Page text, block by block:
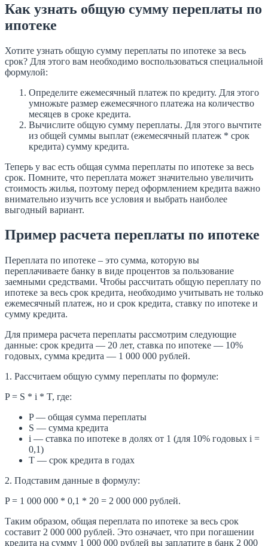
Как узнать общую сумму переплаты по
ипотеке
Хотите узнать общую сумму переплаты по ипотеке за весь
срок? Для этого вам необходимо воспользоваться специальной
формулой:
Определите ежемесячный платеж по кредиту. Для этого
умножьте размер ежемесячного платежа на количество
месяцев в сроке кредита.
Вычислите общую сумму переплаты. Для этого вычтите
из общей суммы выплат (ежемесячный платеж * срок
кредита) сумму кредита.
Теперь у вас есть общая сумма переплаты по ипотеке за весь
срок. Помните, что переплата может значительно увеличить
стоимость жилья, поэтому перед оформлением кредита важно
внимательно изучить все условия и выбрать наиболее
выгодный вариант.
Пример расчета переплаты по ипотеке
Переплата по ипотеке – это сумма, которую вы
переплачиваете банку в виде процентов за пользование
заемными средствами. Чтобы рассчитать общую переплату по
ипотеке за весь срок кредита, необходимо учитывать не только
ежемесячный платеж, но и срок кредита, ставку по ипотеке и
сумму кредита.
Для примера расчета переплаты рассмотрим следующие
данные: срок кредита — 20 лет, ставка по ипотеке — 10%
годовых, сумма кредита — 1 000 000 рублей.
1. Рассчитаем общую сумму переплаты по формуле:
P = S * i * T, где:
P — общая сумма переплаты
S — сумма кредита
i — ставка по ипотеке в долях от 1 (для 10% годовых i =
0,1)
T — срок кредита в годах
2. Подставим данные в формулу:
P = 1 000 000 * 0,1 * 20 = 2 000 000 рублей.
Таким образом, общая переплата по ипотеке за весь срок
составит 2 000 000 рублей. Это означает, что при погашении
кредита на сумму 1 000 000 рублей вы заплатите в банк 2 000